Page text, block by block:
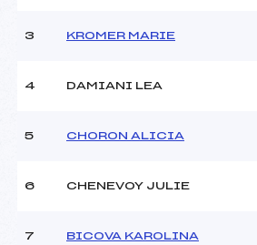
Point Haut :
Style :
3 KROMER MARIE
4 DAMIANI LEA
5 CHORON ALICIA
6 CHENEVOY JULIE
7 BICOVA KAROLINA